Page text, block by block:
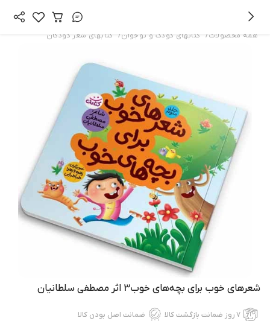
همه محصولات/ کتابهای کودک و نوجوان/ کتابهای شعر کودکان
شعرهای خوب برای بچه‌های خوب3 اثر مصطفی سلطانیان
۷ روز ضمانت بازگشت کالا ضمانت اصل بودن کالا